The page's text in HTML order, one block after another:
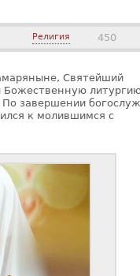
450
Религия
Святейший
Божественную
завершении
к молившимся с